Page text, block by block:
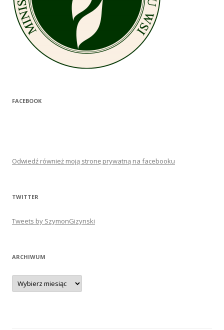
FACEBOOK
Odwiedź również moją stronę prywatną na facebooku
TWITTER
Tweets by SzymonGizynski
ARCHIWUM
Archiwum